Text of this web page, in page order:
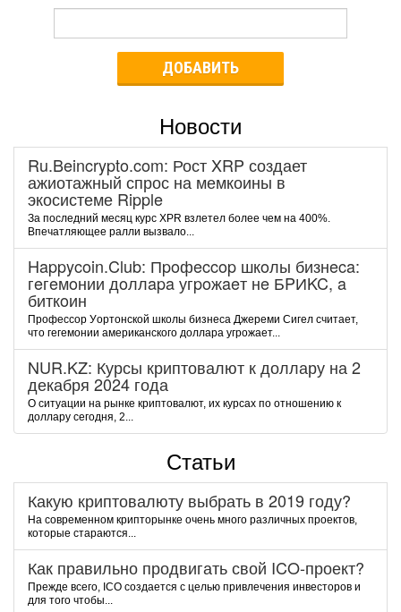
ДОБАВИТЬ
Новости
Ru.Beincrypto.com: Рост XRP создает
ажиотажный спрос на мемкоины в
экосистеме Ripple
За последний месяц курс XPR взлетел более чем на 400%.
Впечатляющее ралли вызвало...
Happycoin.Club: Пpoфeccop шкoлы бизнeca:
гeгeмoнии дoллapa угpoжaeт нe БPИKC, a
биткoин
Пpoфeccop Уopтoнcкoй шкoлы бизнeca Джepeми Cигeл cчитaeт,
чтo гeгeмoнии aмepикaнcкoгo дoллapa угpoжaeт...
NUR.KZ: Курсы криптовалют к доллару на 2
декабря 2024 года
О ситуации на рынке криптовалют, их курсах по отношению к
доллару сегодня, 2...
Статьи
Какую криптовалюту выбрать в 2019 году?
На современном крипторынке очень много различных проектов,
которые стараются...
Как правильно продвигать свой ICO-проект?
Прежде всего, ICO создается с целью привлечения инвесторов и
для того чтобы...